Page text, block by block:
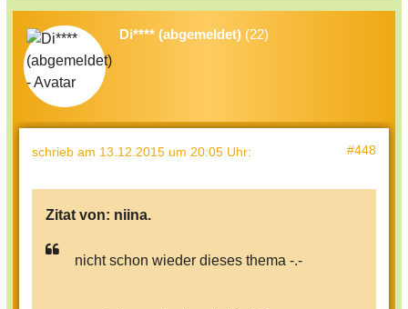
Di**** (abgemeldet) (22)
schrieb am 13.12.2015 um 20:05 Uhr: #448
Zitat von: niina.
nicht schon wieder dieses thema -.-